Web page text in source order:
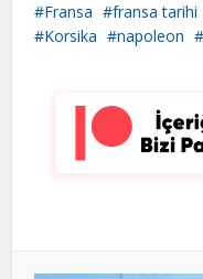
Fransa fransa tarihi
Korsika
napoleon